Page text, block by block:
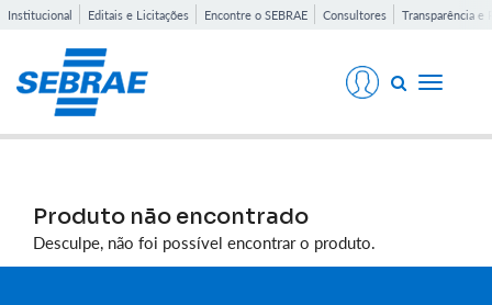
Institucional Editais e Licitações Encontre o SEBRAE Consultores Transparência e
Toggle
Produto não encontrado
Desculpe, não foi possível encontrar o produto.